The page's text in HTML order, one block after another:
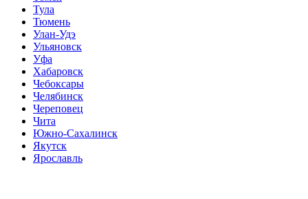
Тула
Тюмень
Улан-Удэ
Ульяновск
Уфа
Хабаровск
Чебоксары
Челябинск
Череповец
Чита
Южно-Сахалинск
Якутск
Ярославль